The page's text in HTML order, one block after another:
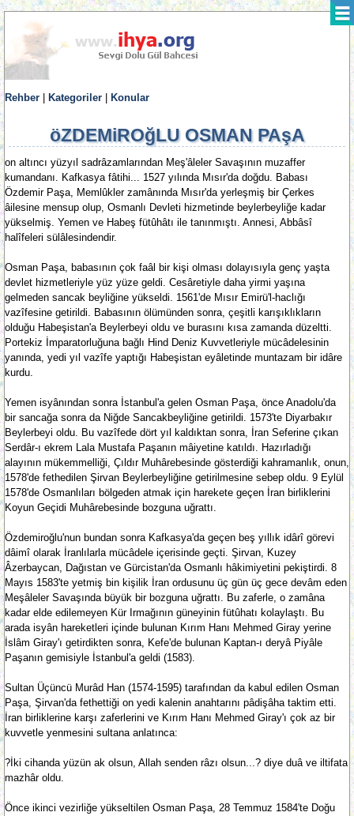
Rehber Kategoriler Konular
öZDEMiROğLU OSMAN PAşA
on altıncı yüzyıl sadrâzamlarından Meş'âleler Savaşının muzaffer
kumandanı. Kafkasya fâtihi... 1527 yılında Mısır'da doğdu. Babası
Özdemir Paşa, Memlûkler zamânında Mısır'da yerleşmiş bir Çerkes
âilesine mensup olup, Osmanlı Devleti hizmetinde beylerbeyliğe kadar
yükselmiş. Yemen ve Habeş fütûhâtı ile tanınmıştı. Annesi, Abbâsî
halîfeleri sülâlesindendir.
Osman Paşa, babasının çok faâl bir kişi olması dolayısıyla genç yaşta
devlet hizmetleriyle yüz yüze geldi. Cesâretiyle daha yirmi yaşına
gelmeden sancak beyliğine yükseldi. 1561'de Mısır Emirü'l-haclığı
vazîfesine getirildi. Babasının ölümünden sonra, çeşitli karışıklıkların
olduğu Habeşistan'a Beylerbeyi oldu ve burasını kısa zamanda düzeltti.
Portekiz İmparatorluğuna bağlı Hind Deniz Kuvvetleriyle mücâdelesinin
yanında, yedi yıl vazîfe yaptığı Habeşistan eyâletinde muntazam bir idâre
kurdu.
Yemen isyânından sonra İstanbul'a gelen Osman Paşa, önce Anadolu'da
bir sancağa sonra da Niğde Sancakbeyliğine getirildi. 1573'te Diyarbakır
Beylerbeyi oldu. Bu vazîfede dört yıl kaldıktan sonra, İran Seferine çıkan
Serdâr-ı ekrem Lala Mustafa Paşanın mâiyetine katıldı. Hazırladığı
alayının mükemmelliği, Çıldır Muhârebesinde gösterdiği kahramanlık, onun,
1578'de fethedilen Şirvan Beylerbeyliğine getirilmesine sebep oldu. 9 Eylül
1578'de Osmanlıları bölgeden atmak için harekete geçen İran birliklerini
Koyun Geçidi Muhârebesinde bozguna uğrattı.
Özdemiroğlu'nun bundan sonra Kafkasya'da geçen beş yıllık idârî görevi
dâimî olarak İranlılarla mücâdele içerisinde geçti. Şirvan, Kuzey
Âzerbaycan, Dağıstan ve Gürcistan'da Osmanlı hâkimiyetini pekiştirdi. 8
Mayıs 1583'te yetmiş bin kişilik İran ordusunu üç gün üç gece devâm eden
Meşâleler Savaşında büyük bir bozguna uğrattı. Bu zaferle, o zamâna
kadar elde edilemeyen Kür Irmağının güneyinin fütûhatı kolaylaştı. Bu
arada isyân hareketleri içinde bulunan Kırım Hanı Mehmed Giray yerine
İslâm Giray'ı getirdikten sonra, Kefe'de bulunan Kaptan-ı deryâ Piyâle
Paşanın gemisiyle İstanbul'a geldi (1583).
Sultan Üçüncü Murâd Han (1574-1595) tarafından da kabul edilen Osman
Paşa, Şirvan'da fethettiği on yedi kalenin anahtarını pâdişâha taktim etti.
İran birliklerine karşı zaferlerini ve Kırım Hanı Mehmed Giray'ı çok az bir
kuvvetle yenmesini sultana anlatınca:
?İki cihanda yüzün ak olsun, Allah senden râzı olsun...? diye duâ ve iltifata
mazhâr oldu.
Önce ikinci vezirliğe yükseltilen Osman Paşa, 28 Temmuz 1584'te Doğu